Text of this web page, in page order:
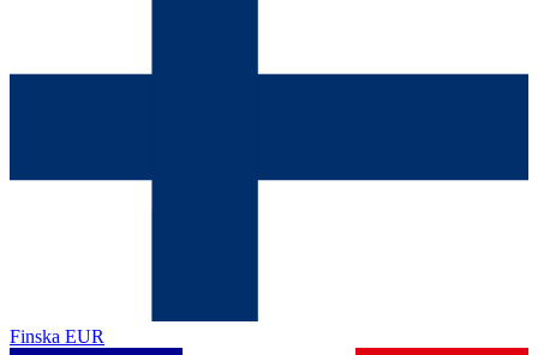
Finska EUR